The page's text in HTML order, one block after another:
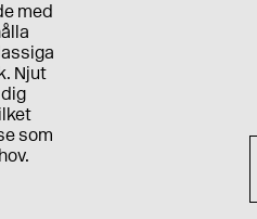
med
Njut
som